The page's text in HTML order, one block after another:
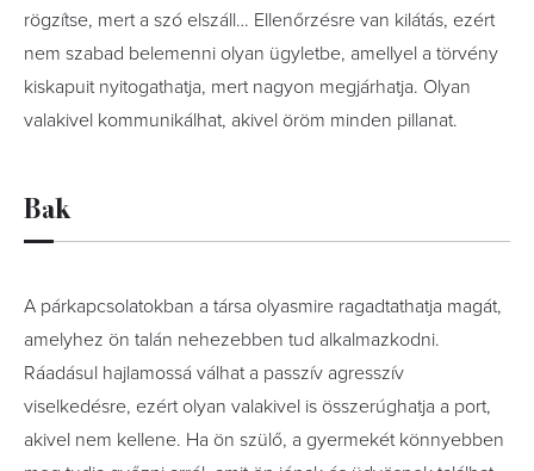
rögzítse, mert a szó elszáll… Ellenőrzésre van kilátás, ezért
nem szabad belemenni olyan ügyletbe, amellyel a törvény
kiskapuit nyitogathatja, mert nagyon megjárhatja. Olyan
valakivel kommunikálhat, akivel öröm minden pillanat.
Bak
A párkapcsolatokban a társa olyasmire ragadtathatja magát,
amelyhez ön talán nehezebben tud alkalmazkodni.
Ráadásul hajlamossá válhat a passzív agresszív
viselkedésre, ezért olyan valakivel is összerúghatja a port,
akivel nem kellene. Ha ön szülő, a gyermekét könnyebben